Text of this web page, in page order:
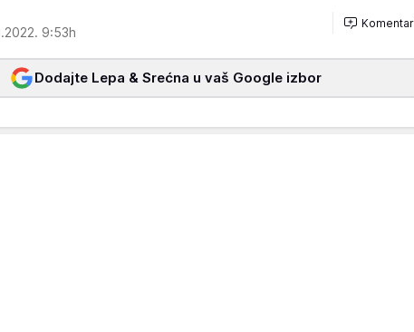
9:53h
Dodajte Lepa & Srećna u vaš Google izbor